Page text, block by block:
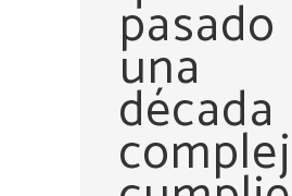
pasado
una
década